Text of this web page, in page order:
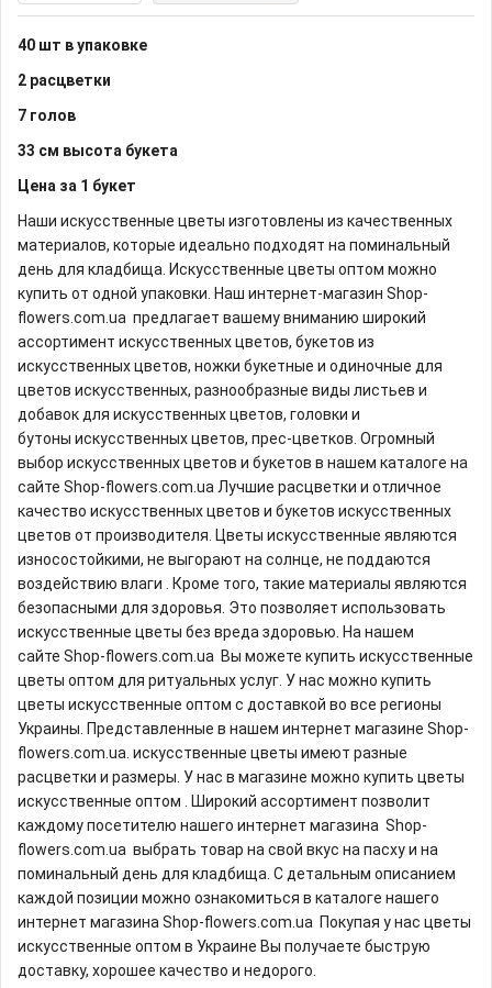
40 шт в упаковке
2 расцветки
7 голов
33 см высота букета
Цена за 1 букет
Наши искусственные цветы изготовлены из качественных
материалов, которые идеально подходят на поминальный
день для кладбища. Искусственные цветы оптом можно
купить от одной упаковки. Наш интернет-магазин Shop-
flowers.com.ua предлагает вашему вниманию широкий
ассортимент искусственных цветов, букетов из
искусственных цветов, ножки букетные и одиночные для
цветов искусственных, разнообразные виды листьев и
добавок для искусственных цветов, головки и
бутоны искусственных цветов, прес-цветков. Огромный
выбор искусственных цветов и букетов в нашем каталоге на
сайте Shop-flowers.com.ua Лучшие расцветки и отличное
качество искусственных цветов и букетов искусственных
цветов от производителя. Цветы искусственные являются
износостойкими, не выгорают на солнце, не поддаются
воздействию влаги . Кроме того, такие материалы являются
безопасными для здоровья. Это позволяет использовать
искусственные цветы без вреда здоровью. На нашем
сайте Shop-flowers.com.ua Вы можете купить искусственные
цветы оптом для ритуальных услуг. У нас можно купить
цветы искусственные оптом с доставкой во все регионы
Украины. Представленные в нашем интернет магазине Shop-
flowers.com.ua. искусственные цветы имеют разные
расцветки и размеры. У нас в магазине можно купить цветы
искусственные оптом . Широкий ассортимент позволит
каждому посетителю нашего интернет магазина Shop-
flowers.com.ua выбрать товар на свой вкус на пасху и на
поминальный день для кладбища. С детальным описанием
каждой позиции можно ознакомиться в каталоге нашего
интернет магазина Shop-flowers.com.ua Покупая у нас цветы
искусственные оптом в Украине Вы получаете быструю
доставку, хорошее качество и недорого.